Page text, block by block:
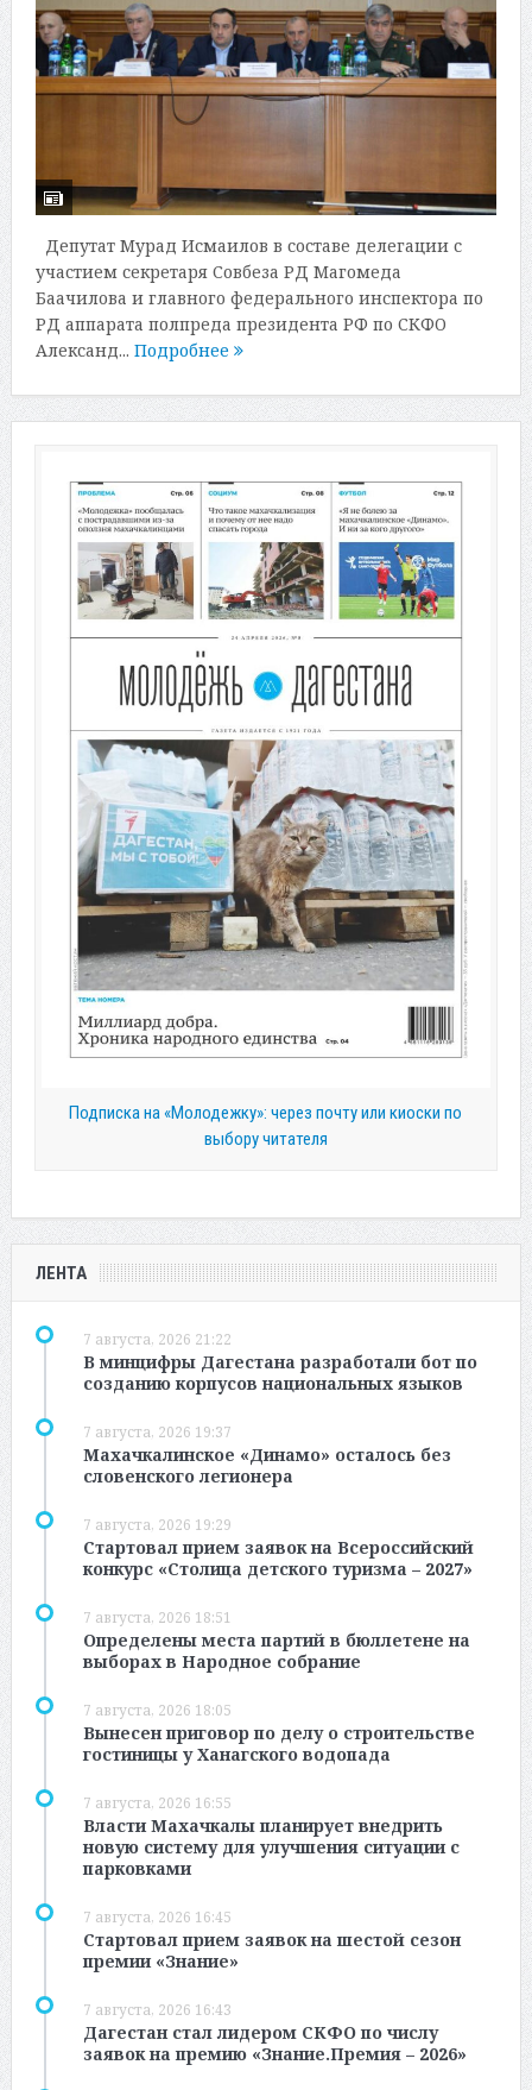
Депутат Мурад Исмаилов в составе делегации с
участием секретаря Совбеза РД Магомеда
Баачилова и главного федерального инспектора по
РД аппарата полпреда президента РФ по СКФО
Александ... Подробнее
Подписка на «Молодежку»: через почту или киоски по
выбору читателя
ЛЕНТА
7 августа, 2026 21:22
В минцифры Дагестана разработали бот по
созданию корпусов национальных языков
7 августа, 2026 19:37
Махачкалинское «Динамо» осталось без
словенского легионера
7 августа, 2026 19:29
Стартовал прием заявок на Всероссийский
конкурс «Столица детского туризма – 2027»
7 августа, 2026 18:51
Определены места партий в бюллетене на
выборах в Народное собрание
7 августа, 2026 18:05
Вынесен приговор по делу о строительстве
гостиницы у Ханагского водопада
7 августа, 2026 16:55
Власти Махачкалы планирует внедрить
новую систему для улучшения ситуации с
парковками
7 августа, 2026 16:45
Стартовал прием заявок на шестой сезон
премии «Знание»
7 августа, 2026 16:43
Дагестан стал лидером СКФО по числу
заявок на премию «Знание.Премия – 2026»